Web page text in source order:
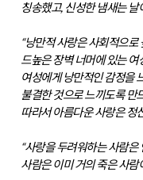
칭송했고, 신성한 냄새는 날
“낭만적 사랑은 사회적으
드높은 장벽 너머에 있는
여성에게 낭만적인 감정을
불결한 것으로 느끼도록 만
따라서 아름다운 사랑은 정
“사랑을 두려워하는 사람
사람은 이미 거의 죽은 사람